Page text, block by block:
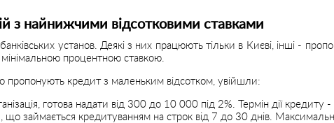
з найнижчими відсотковими ставками
установ. Деякі з них працюють тільки в Києві, інші -
процентною ставкою.
пропонують кредит з маленьким відсотком, увійшли:
готова надати від 300 до 10 000 під 2%. Термін дії кредиту -
що займається кредитуванням на строк від 7 до 30 днів.